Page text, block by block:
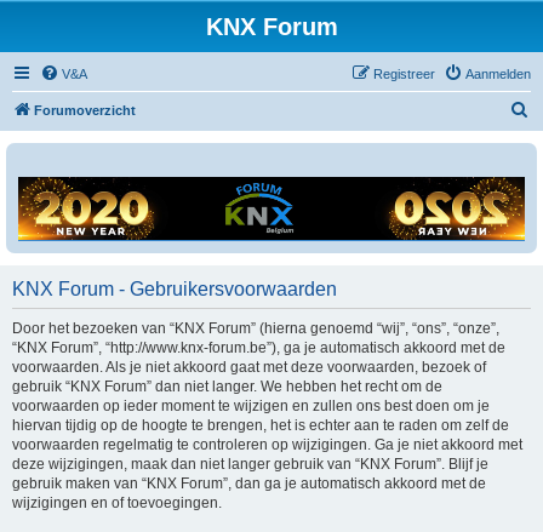
KNX Forum
V&A Aanmelden
Registreer
Forumoverzicht
KNX Forum - Gebruikersvoorwaarden
Door het bezoeken van “KNX Forum” (hierna genoemd “wij”, “ons”, “onze”,
“KNX Forum”, “http://www.knx-forum.be”), ga je automatisch akkoord met de
voorwaarden. Als je niet akkoord gaat met deze voorwaarden, bezoek of
gebruik “KNX Forum” dan niet langer. We hebben het recht om de
voorwaarden op ieder moment te wijzigen en zullen ons best doen om je
hiervan tijdig op de hoogte te brengen, het is echter aan te raden om zelf de
voorwaarden regelmatig te controleren op wijzigingen. Ga je niet akkoord met
deze wijzigingen, maak dan niet langer gebruik van “KNX Forum”. Blijf je
gebruik maken van “KNX Forum”, dan ga je automatisch akkoord met de
wijzigingen en of toevoegingen.